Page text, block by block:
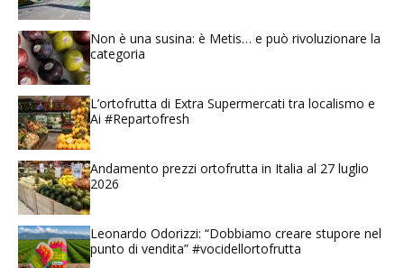
Non è una susina: è Metis… e può rivoluzionare la
categoria
L’ortofrutta di Extra Supermercati tra localismo e
Ai #Repartofresh
Andamento prezzi ortofrutta in Italia al 27 luglio
2026
Leonardo Odorizzi: “Dobbiamo creare stupore nel
punto di vendita” #vocidellortofrutta